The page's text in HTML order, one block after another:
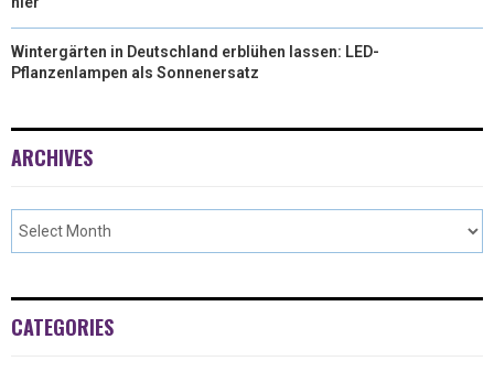
Wintergärten in Deutschland erblühen lassen: LED-
Pflanzenlampen als Sonnenersatz
ARCHIVES
CATEGORIES